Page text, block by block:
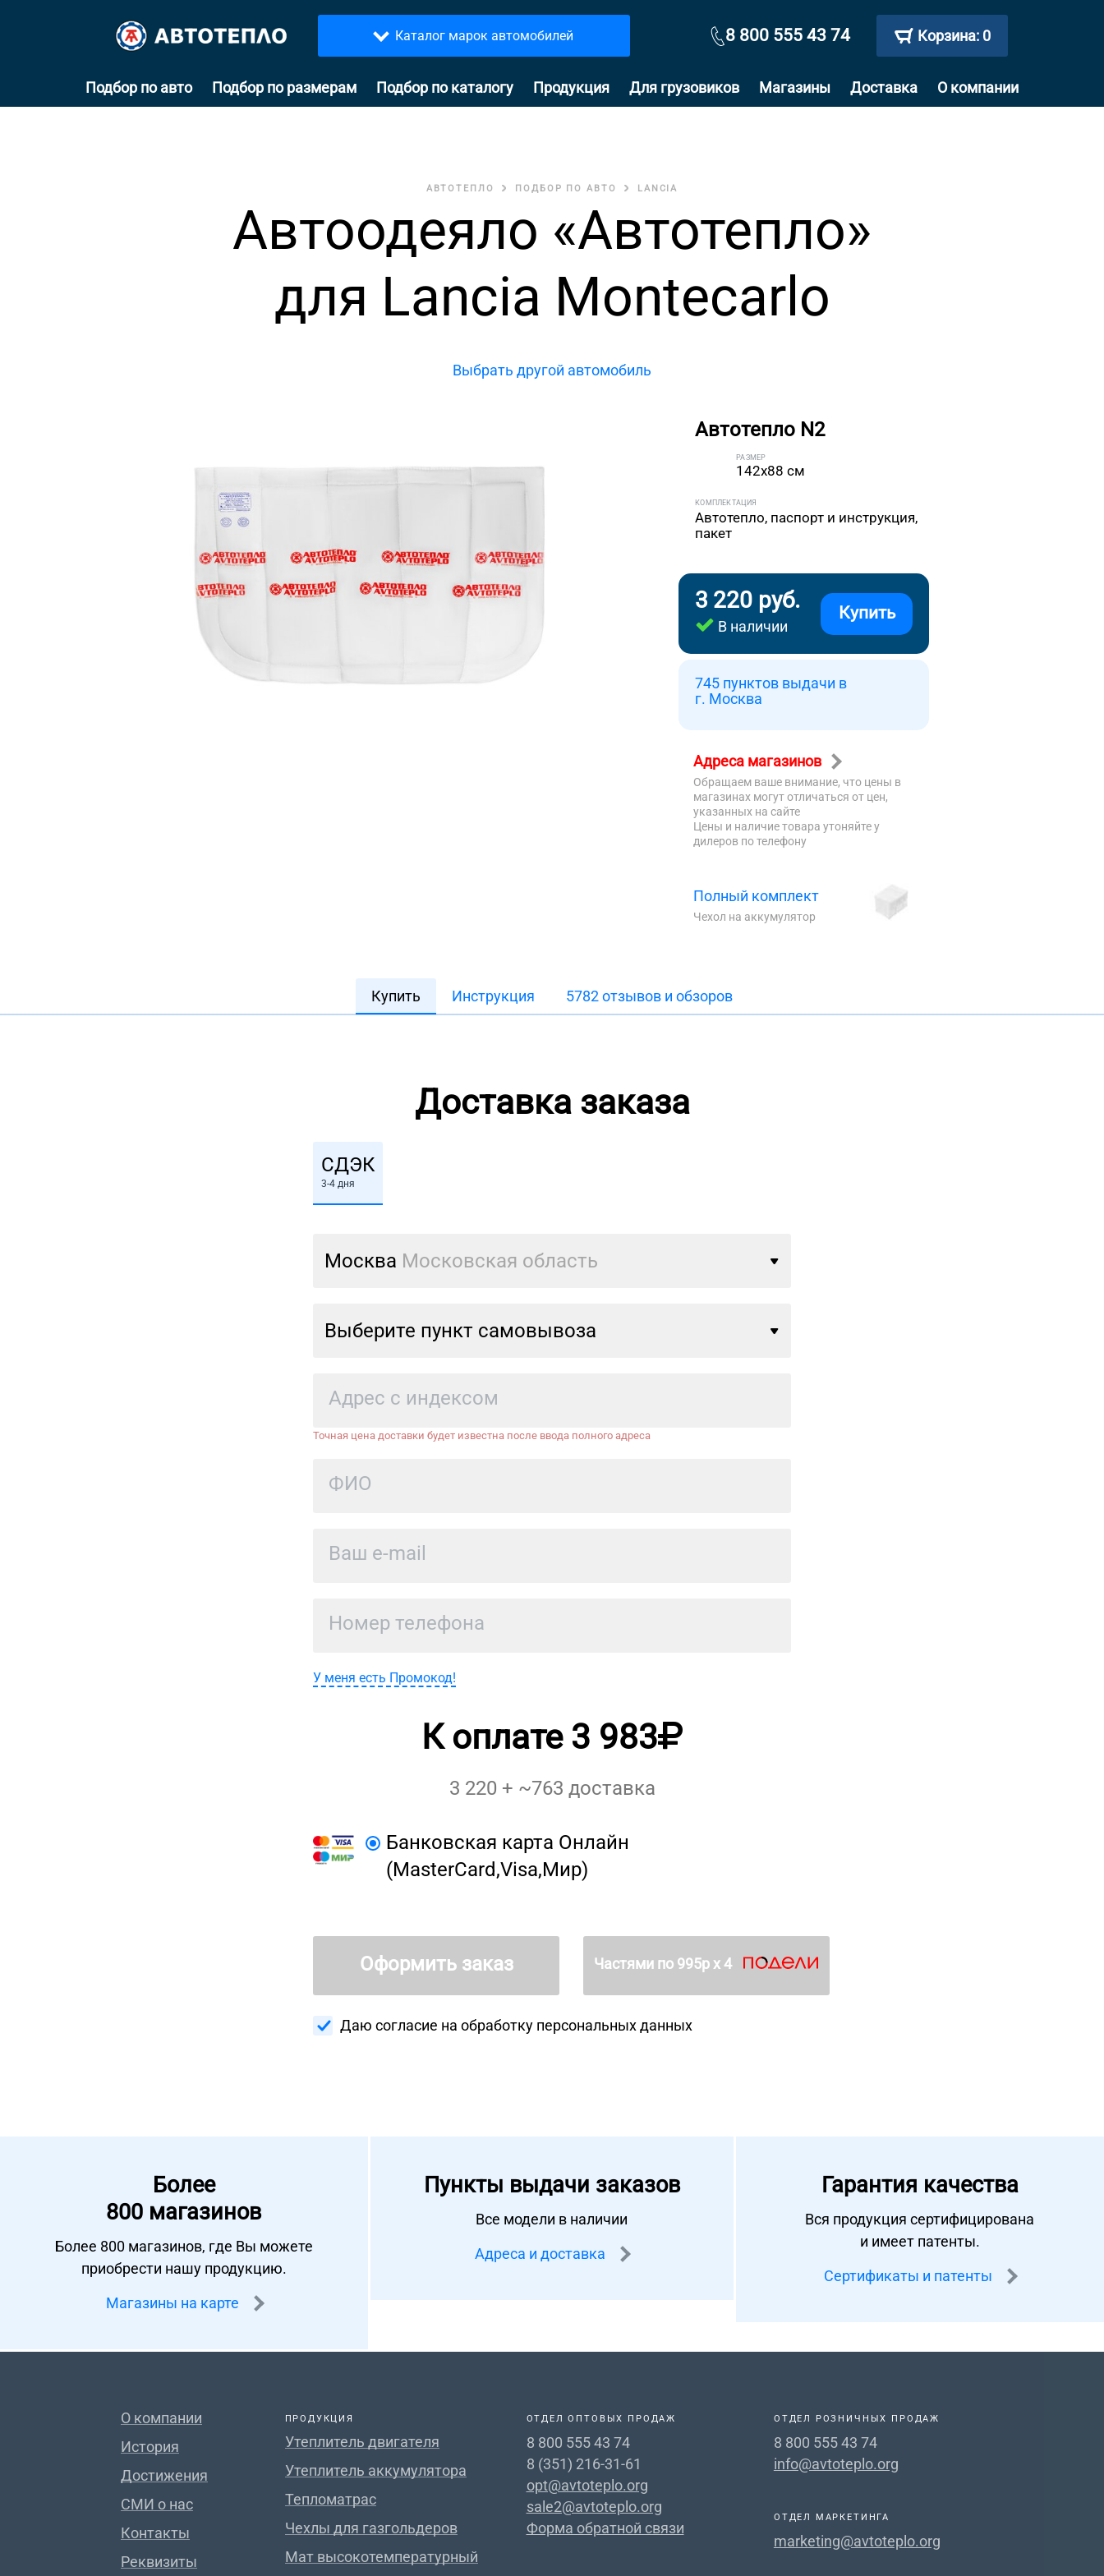
Каталог марок автомобилей 8 800 555 43 74 Корзина: 0
Подбор по авто Подбор по размерам Подбор по каталогу Продукция Для грузовиков Магазины Доставка О компании
АВТОТЕПЛО ПОДБОР ПО АВТО LANCIA
Автоодеяло «Автотепло»
для Lancia Montecarlo
Выбрать другой автомобиль
Автотепло N2
РАЗМЕР
142x88 см
КОМПЛЕКТАЦИЯ
Автотепло, паспорт и инструкция,
пакет
3 220 руб.
В наличии
Купить
745 пунктов выдачи в
г. Москва
Адреса магазинов
Обращаем ваше внимание, что цены в
магазинах могут отличаться от цен,
указанных на сайте
Цены и наличие товара утоняйте у
дилеров по телефону
Полный комплект
Чехол на аккумулятор
Купить Инструкция 5782 отзывов и обзоров
Доставка заказа
СДЭК
3-4 дня
Москва Московская область
Выберите пункт самовывоза
Точная цена доставки будет известна после ввода полного адреса
У меня есть Промокод!
К оплате 3 983
3 220 + ~763 доставка
Банковская карта Онлайн
(MasterCard,Visa,Мир)
Оформить заказ Частями по 995р х 4
Даю согласие на обработку персональных данных
Более
800 магазинов
Более 800 магазинов, где Вы можете
приобрести нашу продукцию.
Магазины на карте
Пункты выдачи заказов
Все модели в наличии
Адреса и доставка
Гарантия качества
Вся продукция сертифицирована
и имеет патенты.
Сертификаты и патенты
О компании
История
Достижения
СМИ о нас
Контакты
Реквизиты
ПРОДУКЦИЯ
Утеплитель двигателя
Утеплитель аккумулятора
Тепломатрас
Чехлы для газгольдеров
Мат высокотемпературный
ОТДЕЛ ОПТОВЫХ ПРОДАЖ
8 800 555 43 74
8 (351) 216-31-61
opt@avtoteplo.org
sale2@avtoteplo.org
Форма обратной связи
ОТДЕЛ РОЗНИЧНЫХ ПРОДАЖ
8 800 555 43 74
info@avtoteplo.org
ОТДЕЛ МАРКЕТИНГА
marketing@avtoteplo.org